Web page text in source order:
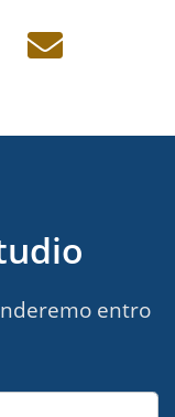
entro